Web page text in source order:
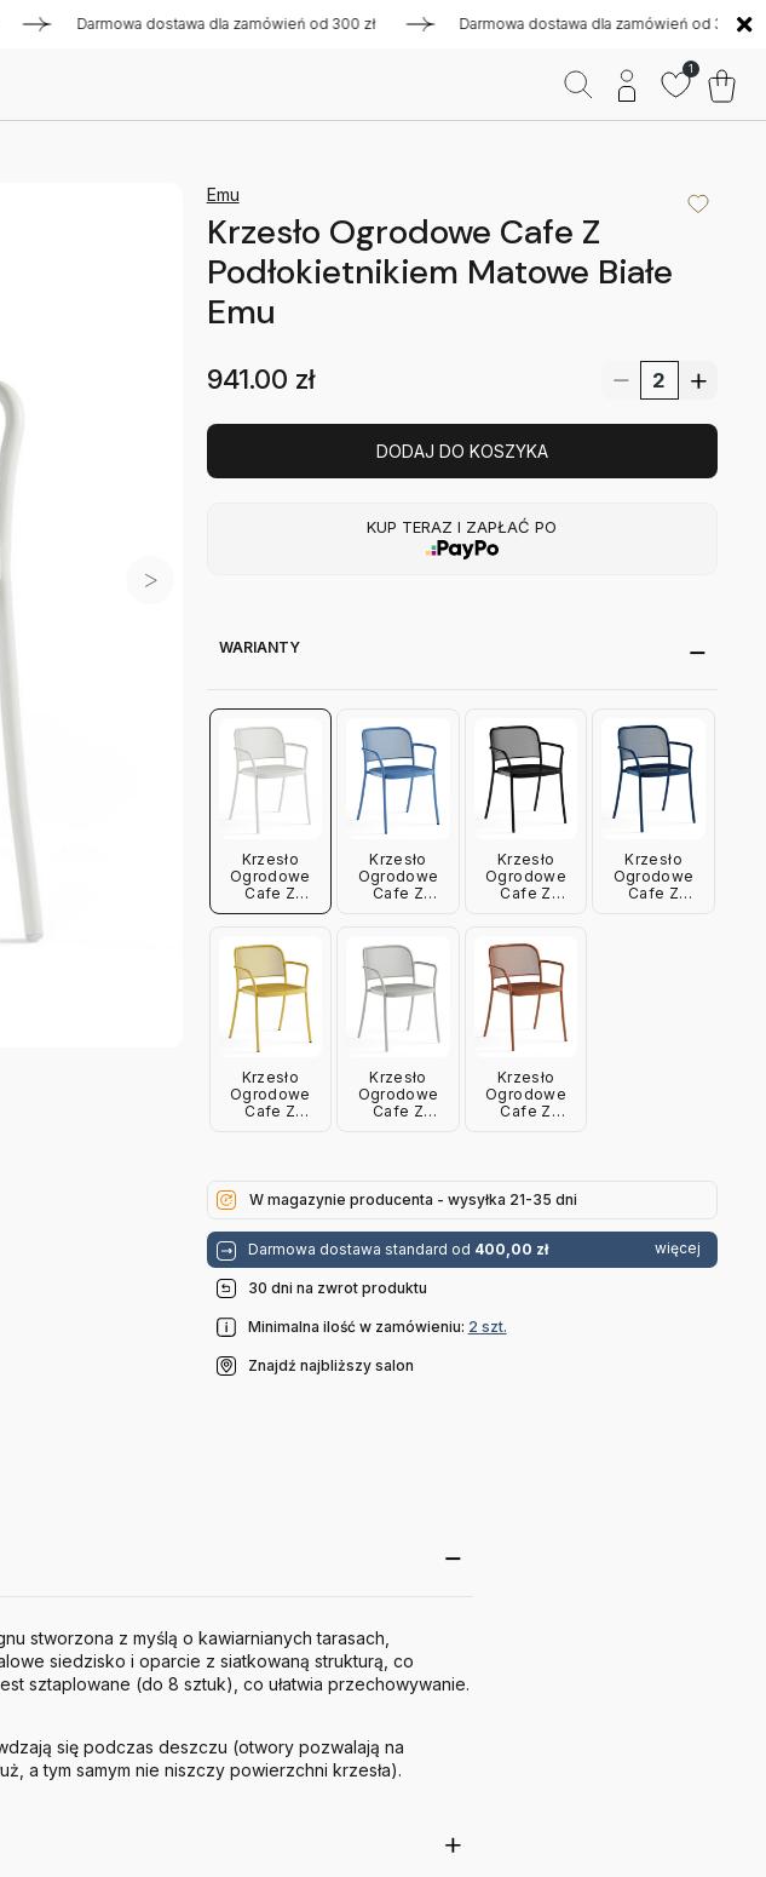
Darmowa dostawa dla zamówień od 300 zł Darmowa dostawa dla zamówień od 300 zł
1
Emu
Krzesło Ogrodowe Cafe Z
Podłokietnikiem Matowe Białe
Emu
941.00 zł
DODAJ DO KOSZYKA
KUP TERAZ I ZAPŁAĆ PO
WARIANTY
Krzesło
Ogrodowe
Cafe Z
Podłokietnikiem
Emu
Krzesło
Ogrodowe
Cafe Z
Emu
Krzesło
Ogrodowe
Cafe Z
Krzesło
Ogrodowe
Cafe Z
Krzesło
Ogrodowe
Cafe Z
Krzesło
Ogrodowe
Cafe Z
Krzesło
Ogrodowe
Cafe Z
W magazynie producenta - wysyłka 21-35 dni
Darmowa dostawa standard od 400,00 zł więcej
30 dni na zwrot produktu
Minimalna ilość w zamówieniu: 2 szt.
Znajdź najbliższy salon
stworzona z myślą o kawiarnianych tarasach,
siedzisko i oparcie z siatkowaną strukturą, co
sztaplowane (do 8 sztuk), co ułatwia przechowywanie.
się podczas deszczu (otwory pozwalają na
a tym samym nie niszczy powierzchni krzesła).